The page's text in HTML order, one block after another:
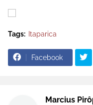
Tags: Itaparica
Facebook
Marcius